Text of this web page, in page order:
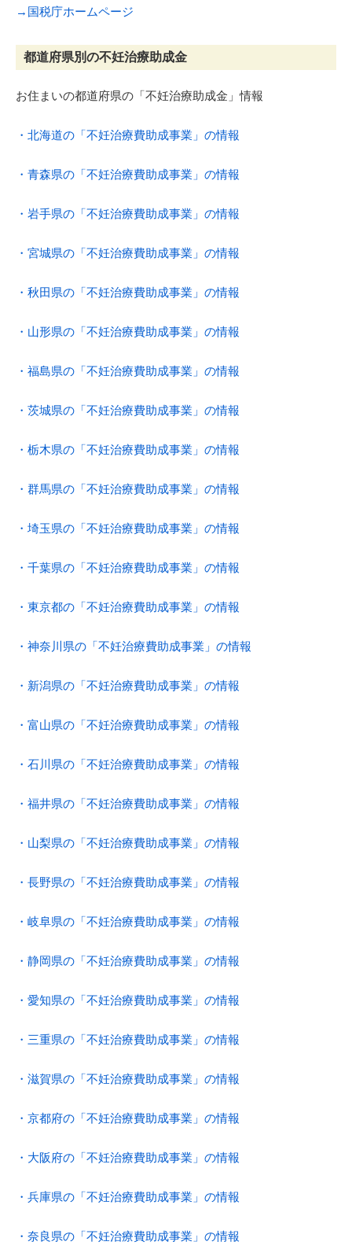
→国税庁ホームページ
都道府県別の不妊治療助成金
お住まいの都道府県の「不妊治療助成金」情報
・北海道の「不妊治療費助成事業」の情報
・青森県の「不妊治療費助成事業」の情報
・岩手県の「不妊治療費助成事業」の情報
・宮城県の「不妊治療費助成事業」の情報
・秋田県の「不妊治療費助成事業」の情報
・山形県の「不妊治療費助成事業」の情報
・福島県の「不妊治療費助成事業」の情報
・茨城県の「不妊治療費助成事業」の情報
・栃木県の「不妊治療費助成事業」の情報
・群馬県の「不妊治療費助成事業」の情報
・埼玉県の「不妊治療費助成事業」の情報
・千葉県の「不妊治療費助成事業」の情報
・東京都の「不妊治療費助成事業」の情報
・神奈川県の「不妊治療費助成事業」の情報
・新潟県の「不妊治療費助成事業」の情報
・富山県の「不妊治療費助成事業」の情報
・石川県の「不妊治療費助成事業」の情報
・福井県の「不妊治療費助成事業」の情報
・山梨県の「不妊治療費助成事業」の情報
・長野県の「不妊治療費助成事業」の情報
・岐阜県の「不妊治療費助成事業」の情報
・静岡県の「不妊治療費助成事業」の情報
・愛知県の「不妊治療費助成事業」の情報
・三重県の「不妊治療費助成事業」の情報
・滋賀県の「不妊治療費助成事業」の情報
・京都府の「不妊治療費助成事業」の情報
・大阪府の「不妊治療費助成事業」の情報
・兵庫県の「不妊治療費助成事業」の情報
・奈良県の「不妊治療費助成事業」の情報